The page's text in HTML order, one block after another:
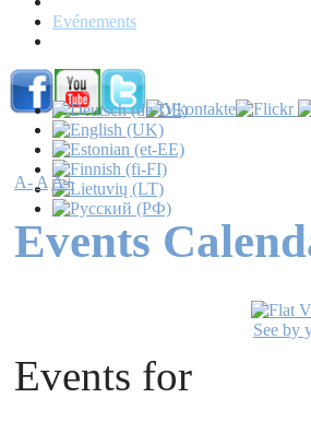
Evénements
A- A A+
Events
See by
Events for